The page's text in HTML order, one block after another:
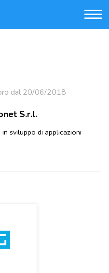
dal 20/06/2018
S.r.l.
sviluppo di applicazioni